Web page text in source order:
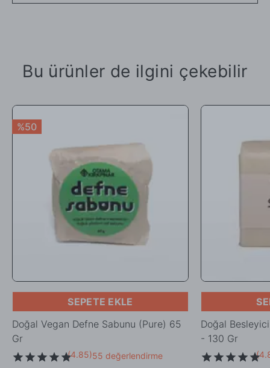
Bu ürünler de ilgini çekebilir
%50
SEPETE EKLE
Doğal Vegan Defne Sabunu (Pure) 65
Gr
(4.85)55 değerlendirme
Doğal
- 130 Gr
(